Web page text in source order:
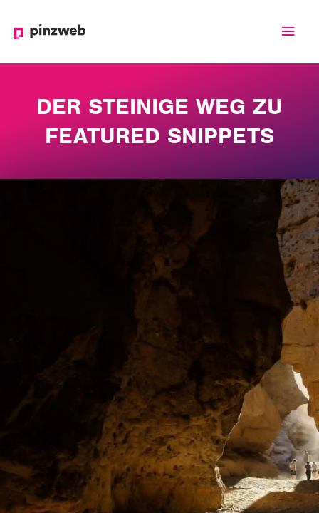
DER STEINIGE WEG ZU
FEATURED SNIPPETS